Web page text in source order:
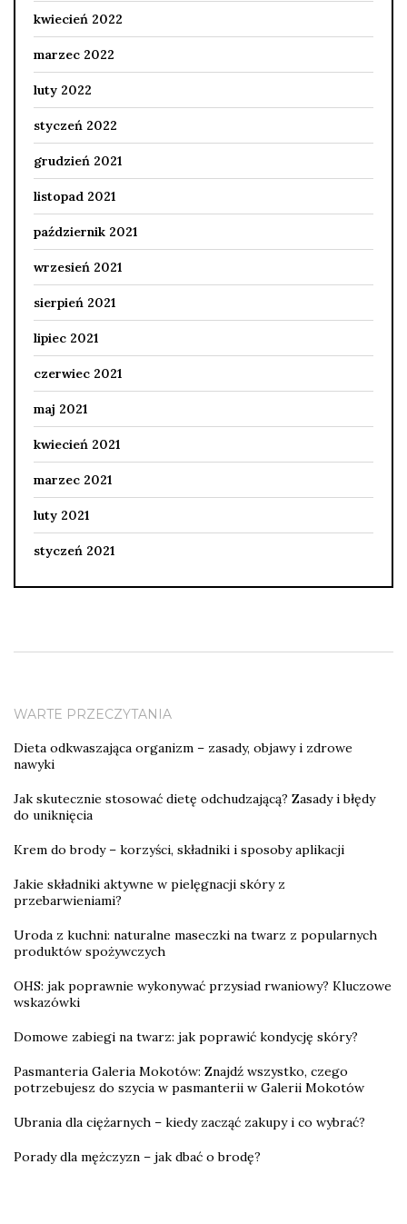
kwiecień 2022
marzec 2022
luty 2022
styczeń 2022
grudzień 2021
listopad 2021
październik 2021
wrzesień 2021
sierpień 2021
lipiec 2021
czerwiec 2021
maj 2021
kwiecień 2021
marzec 2021
luty 2021
styczeń 2021
WARTE PRZECZYTANIA
Dieta odkwaszająca organizm – zasady, objawy i zdrowe
nawyki
Jak skutecznie stosować dietę odchudzającą? Zasady i błędy
do uniknięcia
Krem do brody – korzyści, składniki i sposoby aplikacji
Jakie składniki aktywne w pielęgnacji skóry z
przebarwieniami?
Uroda z kuchni: naturalne maseczki na twarz z popularnych
produktów spożywczych
OHS: jak poprawnie wykonywać przysiad rwaniowy? Kluczowe
wskazówki
Domowe zabiegi na twarz: jak poprawić kondycję skóry?
Pasmanteria Galeria Mokotów: Znajdź wszystko, czego
potrzebujesz do szycia w pasmanterii w Galerii Mokotów
Ubrania dla ciężarnych – kiedy zacząć zakupy i co wybrać?
Porady dla mężczyzn – jak dbać o brodę?